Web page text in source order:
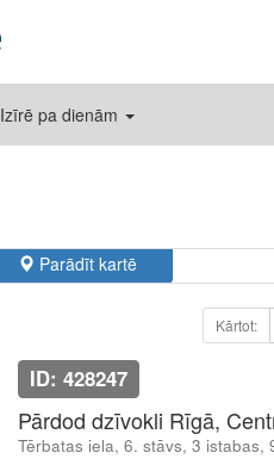
Izīrē pa dienām
Parādīt kartē
Kārtot:
ID: 428247
Pārdod dzīvokli Rīgā,
Tērbatas iela, 6. stāvs, 3 istabas,